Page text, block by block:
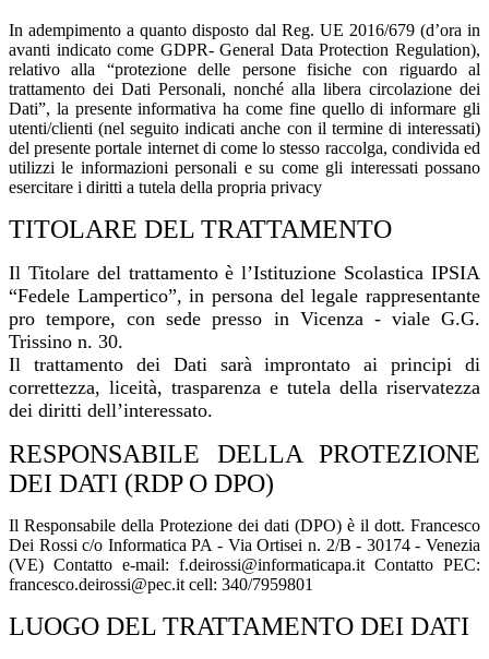
In adempimento a quanto disposto dal Reg. UE 2016/679 (d’ora in
avanti indicato come GDPR- General Data Protection Regulation),
relativo alla “protezione delle persone fisiche con riguardo al
trattamento dei Dati Personali, nonché alla libera circolazione dei
Dati”, la presente informativa ha come fine quello di informare gli
utenti/clienti (nel seguito indicati anche con il termine di interessati)
del presente portale internet di come lo stesso raccolga, condivida ed
utilizzi le informazioni personali e su come gli interessati possano
esercitare i diritti a tutela della propria privacy
TITOLARE DEL TRATTAMENTO
Il Titolare del trattamento è l’Istituzione Scolastica IPSIA
“Fedele Lampertico”, in persona del legale rappresentante
pro tempore, con sede presso in Vicenza - viale G.G.
Trissino n. 30.
Il trattamento dei Dati sarà improntato ai principi di
correttezza, liceità, trasparenza e tutela della riservatezza
dei diritti dell’interessato.
RESPONSABILE DELLA PROTEZIONE
DEI DATI (RDP O DPO)
Il Responsabile della Protezione dei dati (DPO) è il dott. Francesco
Dei Rossi c/o Informatica PA - Via Ortisei n. 2/B - 30174 - Venezia
(VE) Contatto e-mail: f.deirossi@informaticapa.it Contatto PEC:
francesco.deirossi@pec.it cell: 340/7959801
LUOGO DEL TRATTAMENTO DEI DATI